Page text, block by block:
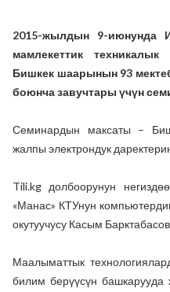
2015-жылдын 9-июнунда
мамлекеттик техникалык
Бишкек шаарынын 93
боюнча завучтары үчүн
Семинардын максаты –
жалпы электрондук
Tili.kg долбоорунун
«Манас» КТУнун
окутуучусу Касым
Маалыматтык
билим берүүсүн